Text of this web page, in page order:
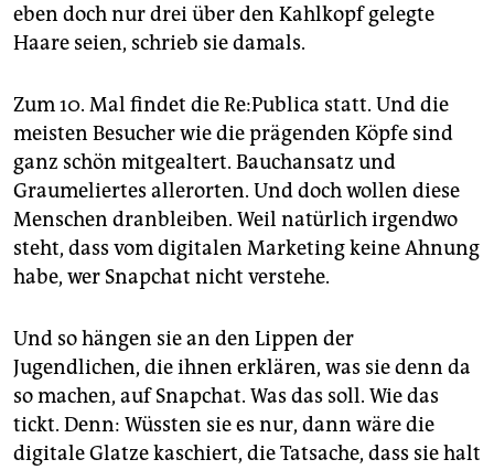
eben doch nur drei über den Kahlkopf gelegte
Haare seien, schrieb sie damals.
Zum 10. Mal findet die Re:Publica statt. Und die
meisten Besucher wie die prägenden Köpfe sind
ganz schön mitgealtert. Bauchansatz und
Graumeliertes allerorten. Und doch wollen diese
Menschen dranbleiben. Weil natürlich irgendwo
steht, dass vom digitalen Marketing keine Ahnung
habe, wer Snapchat nicht verstehe.
Und so hängen sie an den Lippen der
Jugendlichen, die ihnen erklären, was sie denn da
so machen, auf Snapchat. Was das soll. Wie das
tickt. Denn: Wüssten sie es nur, dann wäre die
digitale Glatze kaschiert, die Tatsache, dass sie halt